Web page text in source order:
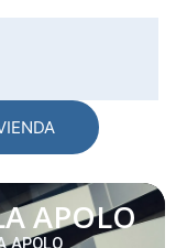
APOLO
APOLO